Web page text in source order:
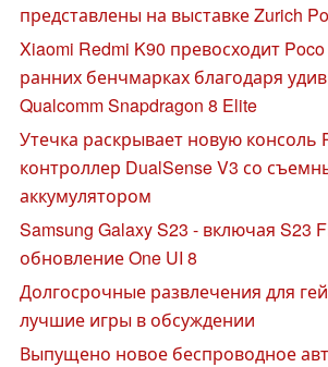
представлены на выставке Zurich
Xiaomi Redmi K90 превосходит
ранних бенчмарках благодаря
Qualcomm Snapdragon 8 Elite
Утечка раскрывает новую консоль
контроллер DualSense V3 со
аккумулятором
Samsung Galaxy S23 - включая S23
обновление One UI 8
Долгосрочные развлечения для
лучшие игры в обсуждении
Выпущено новое беспроводное